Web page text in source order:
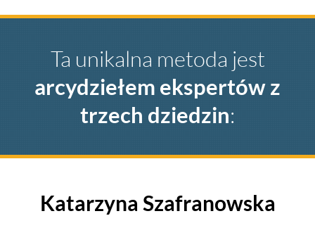
Ta unikalna metoda jest
arcydziełem ekspertów z
trzech dziedzin:
Katarzyna Szafranowska